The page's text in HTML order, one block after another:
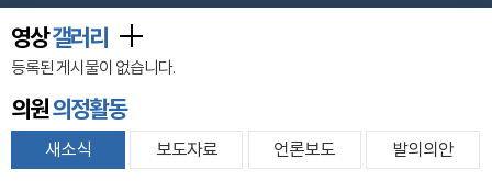
영상갤러리
등록된 게시물이 없습니다.
의원의정활동
새소식 보도자료 언론보도 발의의안